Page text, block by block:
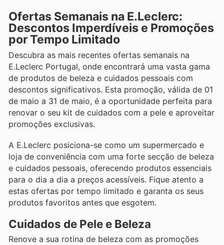
Ofertas Semanais na E.Leclerc:
Descontos Imperdíveis e Promoções
por Tempo Limitado
Descubra as mais recentes ofertas semanais na
E.Leclerc Portugal, onde encontrará uma vasta gama
de produtos de beleza e cuidados pessoais com
descontos significativos. Esta promoção, válida de 01
de maio a 31 de maio, é a oportunidade perfeita para
renovar o seu kit de cuidados com a pele e aproveitar
promoções exclusivas.
A E.Leclerc posiciona-se como um supermercado e
loja de conveniência com uma forte secção de beleza
e cuidados pessoais, oferecendo produtos essenciais
para o dia a dia a preços acessíveis. Fique atento a
estas ofertas por tempo limitado e garanta os seus
produtos favoritos antes que esgotem.
Cuidados de Pele e Beleza
Renove a sua rotina de beleza com as promoções